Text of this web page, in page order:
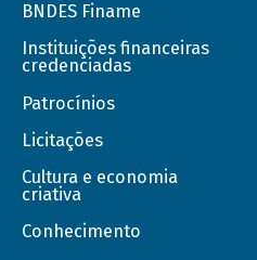
BNDES Finame
Instituições financeiras
credenciadas
Patrocínios
Licitações
Cultura e economia
criativa
Conhecimento